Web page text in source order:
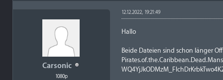
Carsonic
1080p
12.12.2022, 19:21:49
Hallo
Beide Dateien sind schon länger